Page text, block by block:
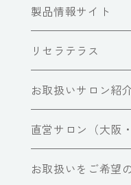
製品情報サイト
リセラテラス
お取扱いサロン紹
直営サロン（大阪
お取扱いをご希望